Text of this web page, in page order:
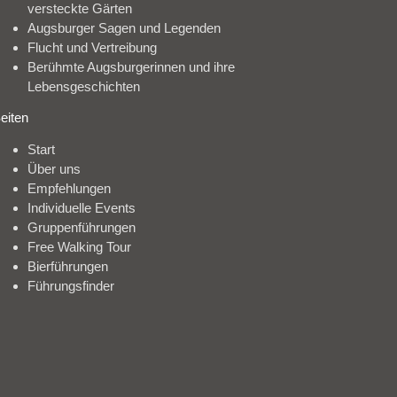
versteckte Gärten
Augsburger Sagen und Legenden
Flucht und Vertreibung
Berühmte Augsburgerinnen und ihre
Lebensgeschichten
Start
Über uns
Empfehlungen
Individuelle Events
Gruppenführungen
Free Walking Tour
Bierführungen
Führungsfinder